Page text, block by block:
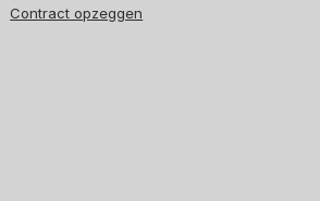
Contract opzeggen